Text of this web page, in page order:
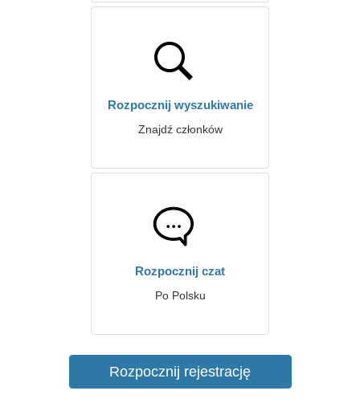
Rozpocznij wyszukiwanie
Znajdź członków
Rozpocznij czat
Po Polsku
Rozpocznij rejestrację